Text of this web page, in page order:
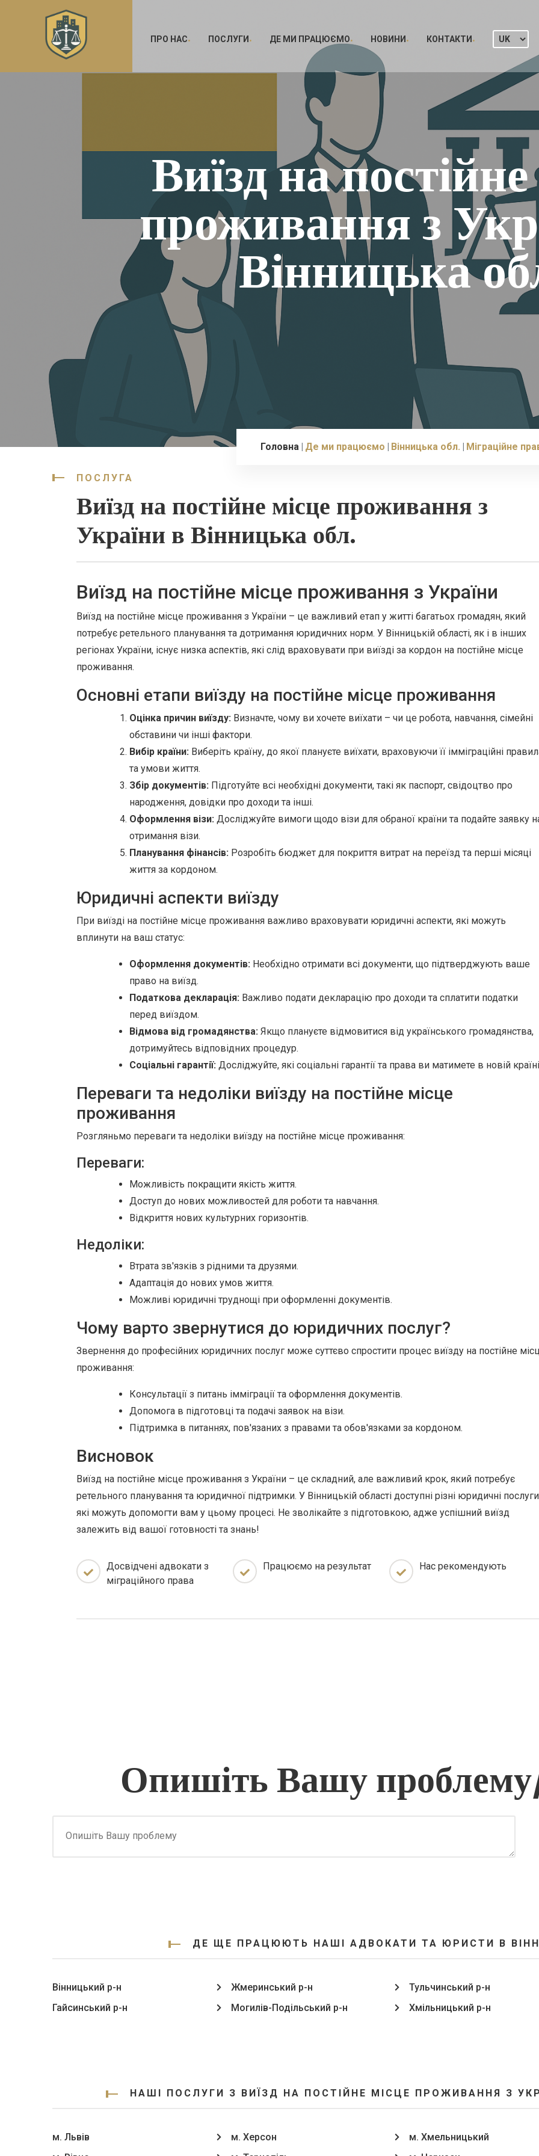
ПРО НАС ПОСЛУГИ ДЕ МИ ПРАЦЮЄМО НОВИНИ КОНТАКТИ
Виїзд на
проживання з
Вінницька
Головна Де ми працюємо Вінницька обл. Міграційне
ПОСЛУГА
Виїзд на постійне місце проживання з
України в Вінницька обл.
Виїзд на постійне місце проживання з України
Виїзд на постійне місце проживання з України – це важливий етап у житті багатьох громадян, який
потребує ретельного планування та дотримання юридичних норм. У Вінницькій області, як і в інших
регіонах України, існує низка аспектів, які слід враховувати при виїзді за кордон на постійне місце
проживання.
Основні етапи виїзду на постійне місце проживання
Оцінка причин виїзду: Визначте, чому ви хочете виїхати – чи це робота, навчання, сімейні
обставини чи інші фактори.
Вибір країни: Виберіть країну, до якої плануєте виїхати, враховуючи її імміграційні
та умови життя.
Збір документів: Підготуйте всі необхідні документи, такі як паспорт, свідоцтво про
народження, довідки про доходи та інші.
Оформлення візи: Досліджуйте вимоги щодо візи для обраної країни та подайте заявку
отримання візи.
Планування фінансів: Розробіть бюджет для покриття витрат на переїзд та перші місяці
життя за кордоном.
Юридичні аспекти виїзду
При виїзді на постійне місце проживання важливо враховувати юридичні аспекти, які можуть
вплинути на ваш статус:
Оформлення документів: Необхідно отримати всі документи, що підтверджують ваше
право на виїзд.
Податкова декларація: Важливо подати декларацію про доходи та сплатити податки
перед виїздом.
Відмова від громадянства: Якщо плануєте відмовитися від українського громадянства,
дотримуйтесь відповідних процедур.
Соціальні гарантії: Досліджуйте, які соціальні гарантії та права ви матимете в новій
Переваги та недоліки виїзду на постійне місце
проживання
Розгляньмо переваги та недоліки виїзду на постійне місце проживання:
Переваги:
Можливість покращити якість життя.
Доступ до нових можливостей для роботи та навчання.
Відкриття нових культурних горизонтів.
Недоліки:
Втрата зв'язків з рідними та друзями.
Адаптація до нових умов життя.
Можливі юридичні труднощі при оформленні документів.
Чому варто звернутися до юридичних послуг?
Звернення до професійних юридичних послуг може суттєво спростити процес виїзду на постійне
проживання:
Консультації з питань імміграції та оформлення документів.
Допомога в підготовці та подачі заявок на візи.
Підтримка в питаннях, пов'язаних з правами та обов'язками за кордоном.
Висновок
Виїзд на постійне місце проживання з України – це складний, але важливий крок, який потребує
ретельного планування та юридичної підтримки. У Вінницькій області доступні різні юридичні
які можуть допомогти вам у цьому процесі. Не зволікайте з підготовкою, адже успішний виїзд
залежить від вашої готовності та знань!
Досвідчені адвокати з
міграційного права
Працюємо на результат Нас рекомендують
Опишіть Вашу
ДЕ ЩЕ ПРАЦЮЮТЬ НАШІ АДВОКАТИ ТА ЮРИСТИ В
Вінницький р-н
Гайсинський р-н
Жмеринський р-н
Могилів-Подільський р-н
Тульчинський р-н
Хмільницький р-н
НАШІ ПОСЛУГИ З ВИЇЗД НА ПОСТІЙНЕ МІСЦЕ ПРОЖИВАННЯ З
м. Львів
м. Херсон
м. Хмельницький